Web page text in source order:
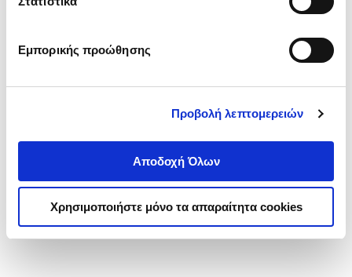
Εμπορικής προώθησης
Προβολή λεπτομερειών
Αποδοχή Όλων
Χρησιμοποιήστε μόνο τα απαραίτητα cookies